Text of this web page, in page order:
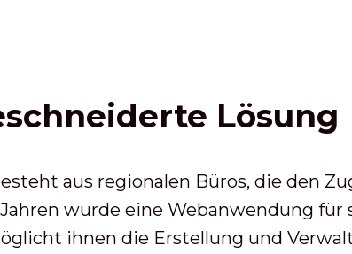
Lösung
aus regionalen Büros, die den
wurde eine Webanwendung
ihnen die Erstellung und